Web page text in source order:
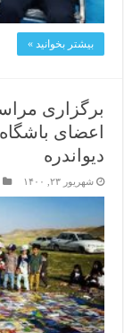
بیشتر بخوانید »
برگزاری
اعضای
دیواندره
شهریور ۲۳, ۱۴۰۰